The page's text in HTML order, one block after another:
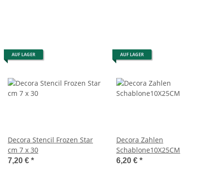
AUF LAGER
Decora Stencil Frozen Star
cm 7 x 30
7,20 € *
AUF LAGER
Decora Zahlen
Schablone10X25CM
6,20 € *